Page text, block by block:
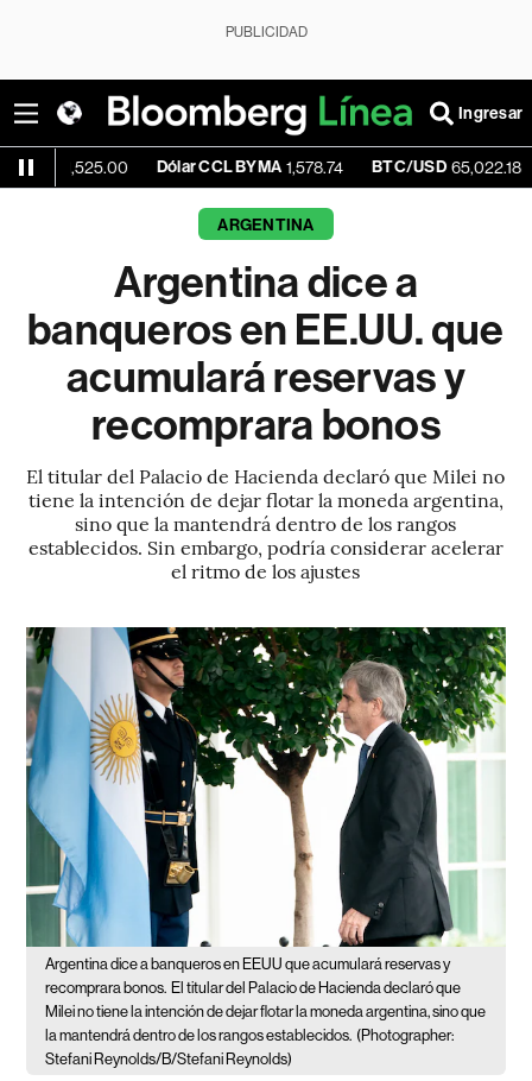
PUBLICIDAD
Ingresar
Dólar CCL BYMA 1,578.74 BTC/USD 65,022.18 +0.13%
ARGENTINA
Argentina dice a
banqueros en EE.UU. que
acumulará reservas y
recomprara bonos
El titular del Palacio de Hacienda declaró que Milei no
tiene la intención de dejar flotar la moneda argentina,
sino que la mantendrá dentro de los rangos
establecidos. Sin embargo, podría considerar acelerar
el ritmo de los ajustes
Argentina dice a banqueros en EEUU que acumulará reservas y
recomprara bonos. El titular del Palacio de Hacienda declaró que
Milei no tiene la intención de dejar flotar la moneda argentina, sino que
la mantendrá dentro de los rangos establecidos. (Photographer:
Stefani Reynolds/B/Stefani Reynolds)